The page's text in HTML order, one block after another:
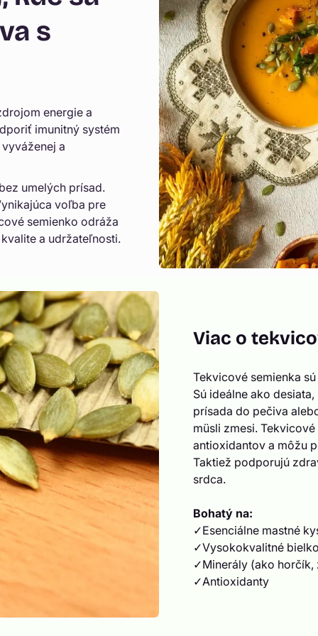
s
energie a
imunitný systém
a
umelých prísad.
voľba pre
semienko odráža
a udržateľnosti.
Viac o
Tekvicové semienka
Sú ideálne ako
prísada do pečiva
müsli zmesi.
antioxidantov a môžu
Taktiež podporujú
srdca.
Bohatý na:
✓Esenciálne mastné
✓Vysokokvalitné
✓Minerály (ako horčík,
✓Antioxidanty